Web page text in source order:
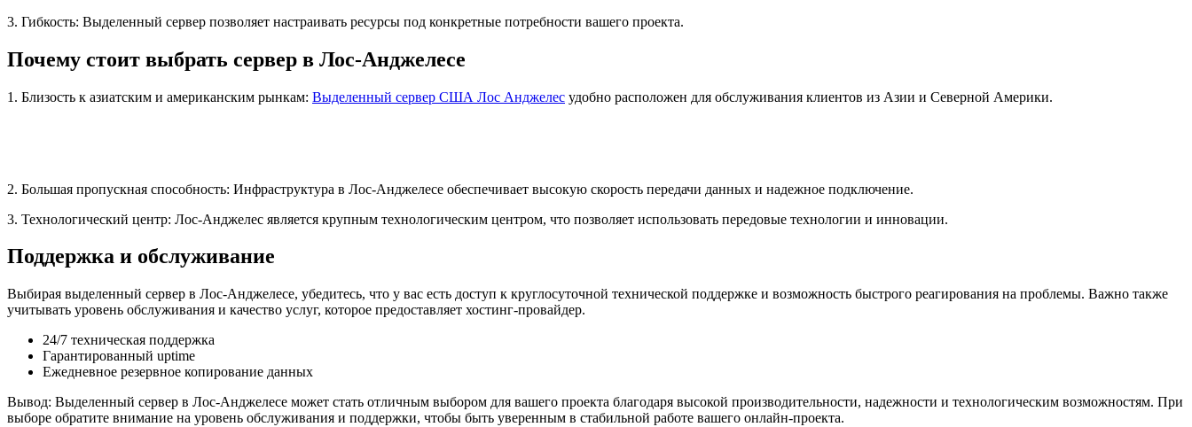
3. Гибкость: Выделенный сервер позволяет настраивать ресурсы под конкретные потребности вашего проекта.
Почему стоит выбрать сервер в Лос-Анджелесе
1. Близость к азиатским и американским рынкам: Выделенный сервер США Лос Анджелес удобно расположен для обслуживания клиентов из Азии и Северной Америки.
2. Большая пропускная способность: Инфраструктура в Лос-Анджелесе обеспечивает высокую скорость передачи данных и надежное подключение.
3. Технологический центр: Лос-Анджелес является крупным технологическим центром, что позволяет использовать передовые технологии и инновации.
Поддержка и обслуживание
Выбирая выделенный сервер в Лос-Анджелесе, убедитесь, что у вас есть доступ к круглосуточной технической поддержке и возможность быстрого реагирования на проблемы. Важно также
учитывать уровень обслуживания и качество услуг, которое предоставляет хостинг-провайдер.
24/7 техническая поддержка
Гарантированный uptime
Ежедневное резервное копирование данных
Вывод: Выделенный сервер в Лос-Анджелесе может стать отличным выбором для вашего проекта благодаря высокой производительности, надежности и технологическим возможностям. При
выборе обратите внимание на уровень обслуживания и поддержки, чтобы быть уверенным в стабильной работе вашего онлайн-проекта.